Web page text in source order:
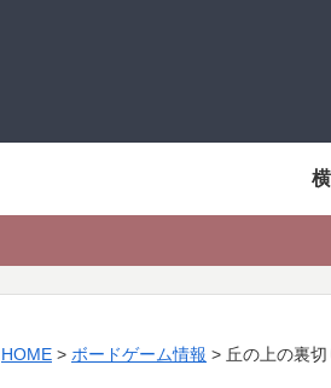
HOME > ボードゲーム情報 > 丘の上の裏